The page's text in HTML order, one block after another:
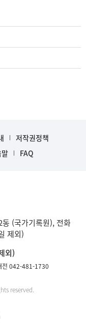
저작권정책
FAQ
(국가기록원), 전화
제외)
외)
전 042-481-1730
reserved.